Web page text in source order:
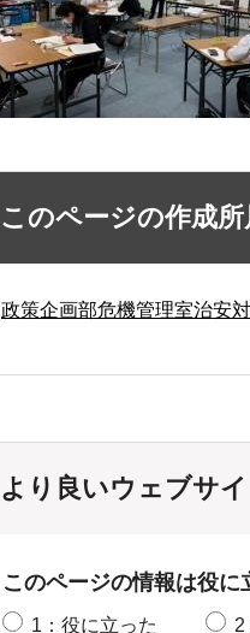
このページの作成所
政策企画部危機管理室治安
より良いウェブサ
このページの情報は役に
1：役に立った 2